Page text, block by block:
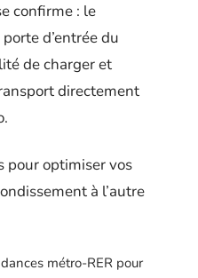
confirme : le
d’entrée du
de charger et
directement
pour optimiser vos
à l’autre
métro-RER pour